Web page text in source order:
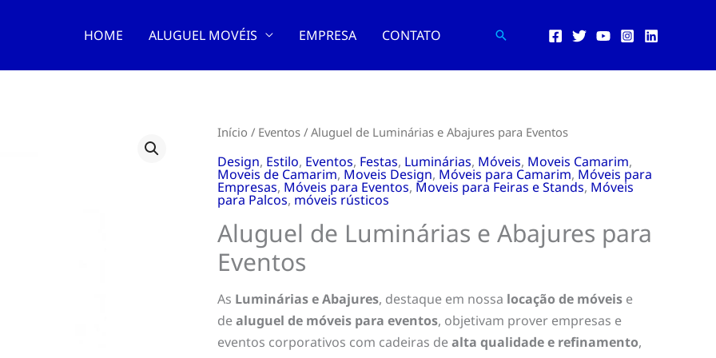
HOME ALUGUEL MOVÉIS EMPRESA CONTATO Pesquisar
Início / Eventos / Aluguel de Luminárias e Abajures para Eventos
Design, Estilo, Eventos, Festas, Luminárias, Móveis, Moveis Camarim,
Moveis de Camarim, Moveis Design, Móveis para Camarim, Móveis para
Empresas, Móveis para Eventos, Moveis para Feiras e Stands, Móveis
para Palcos, móveis rústicos
Aluguel de Luminárias e Abajures para
Eventos
As Luminárias e Abajures, destaque em nossa locação de móveis e
dealuguel de móveis para eventos, objetivam prover empresas e
eventos corporativos com cadeiras dealta qualidade e refinamento,